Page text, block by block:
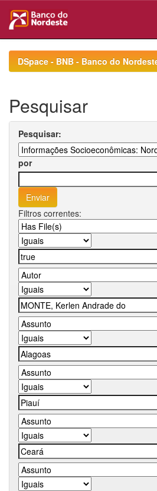
navigationDSpace - BNB - Banco do
Pesquisar
Pesquisar:
por
Filtros correntes: